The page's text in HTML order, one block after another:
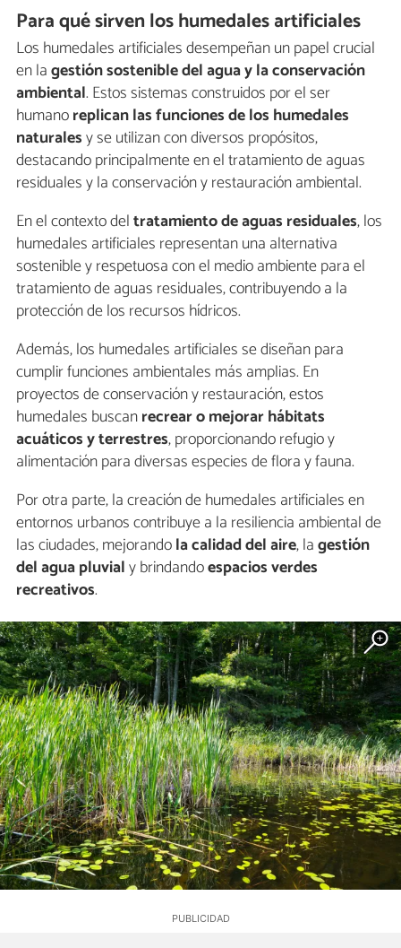
Para qué sirven los humedales artificiales
Los humedales artificiales desempeñan un papel crucial
en lagestión sostenible del agua y la conservación
ambiental. Estos sistemas construidos por el ser
humanoreplican las funciones de los humedales
naturalesy se utilizan con diversos propósitos,
destacando principalmente en el tratamiento de aguas
residuales y la conservación y restauración ambiental.
En el contexto deltratamiento de aguas residuales, los
humedales artificiales representan una alternativa
sostenible y respetuosa con el medio ambiente para el
tratamiento de aguas residuales, contribuyendo a la
protección de los recursos hídricos.
Además, los humedales artificiales se diseñan para
cumplir funciones ambientales más amplias. En
proyectos de conservación y restauración, estos
humedales buscanrecrear o mejorar hábitats
acuáticos y terrestres, proporcionando refugio y
alimentación para diversas especies de flora y fauna.
Por otra parte, la creación de humedales artificiales en
entornos urbanos contribuye a la resiliencia ambiental de
las ciudades, mejorandola calidad del aire, lagestión
del agua pluvialy brindandoespacios verdes
recreativos.